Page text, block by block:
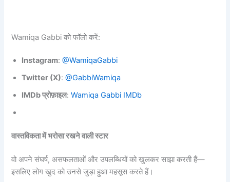
Wamiqa Gabbi को फॉलो करें:
Instagram:@WamiqaGabbi
Twitter (X):@GabbiWamiqa
IMDb प्रोफ़ाइल:Wamiqa Gabbi IMDb
वास्तविकता में भरोसा रखने वाली स्टार
वो अपने संघर्ष, असफलताओं और उपलब्धियों को खुलकर साझा करती हैं—
इसलिए लोग खुद को उनसे जुड़ा हुआ महसूस करते हैं।